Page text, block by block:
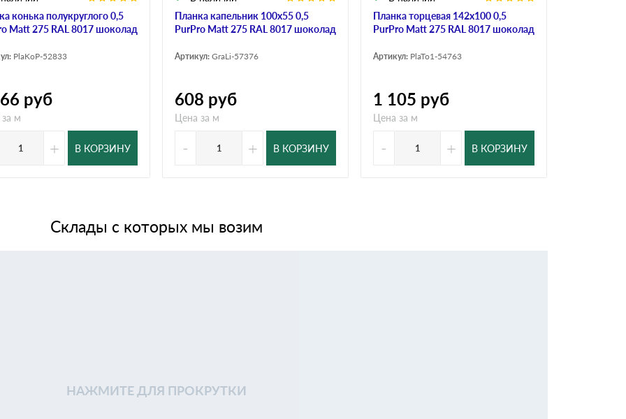
конька полукруглого 0,5
Matt 275 RAL 8017 шоколад
PlaKoP-52833
руб
м
+ В КОРЗИНУ
Планка капельник 100х55 0,5
PurPro Мatt 275 RAL 8017 шоколад
Артикул: GraLi-57376
608 руб
Цена за м
- + В КОРЗИНУ
Планка торцевая 142х100 0,5
PurPro Matt 275 RAL 8017 шоколад
Артикул: PlaTo1-54763
1 105 руб
Цена за м
- + В КОРЗИНУ
Склады с которых мы возим
НАЖМИТЕ ДЛЯ ПРОКРУТКИ